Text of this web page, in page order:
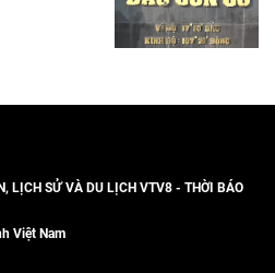
LỊCH SỬ VÀ DU LỊCH VTV8 - THỜI BÁO
Việt Nam